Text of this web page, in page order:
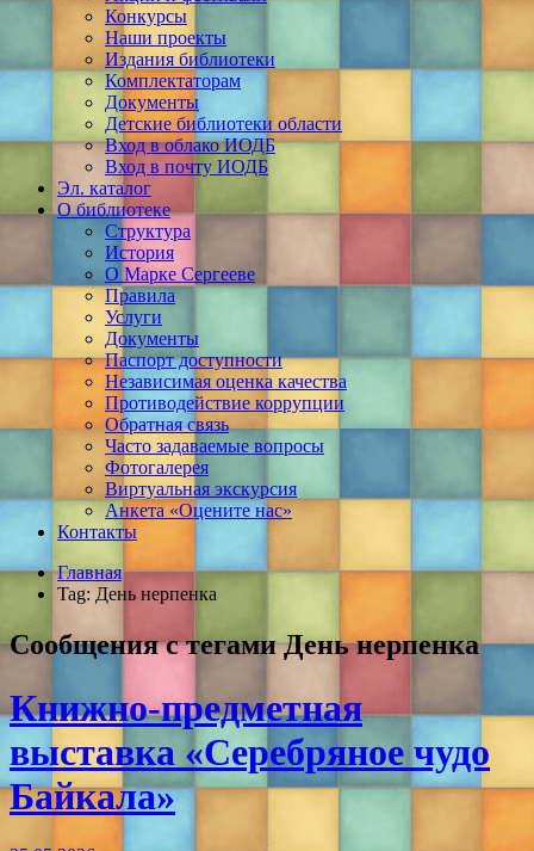
Конкурсы
Наши проекты
Издания библиотеки
Комплектаторам
Документы
Детские библиотеки области
Вход в облако ИОДБ
Вход в почту ИОДБ
Эл. каталог
О библиотеке
Структура
История
О Марке Сергееве
Правила
Услуги
Документы
Паспорт доступности
Независимая оценка качества
Противодействие коррупции
Обратная связь
Часто задаваемые вопросы
Фотогалерея
Виртуальная экскурсия
Анкета «Оцените нас»
Контакты
Главная
Tag: День нерпенка
Сообщения с тегамиДень нерпенка
Книжно-предметная
выставка «Серебряное чудо
Байкала»